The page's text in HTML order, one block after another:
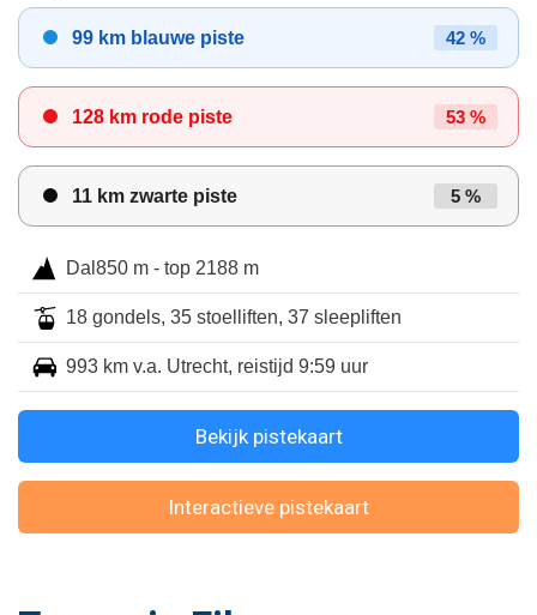
99 km blauwe piste 42 %
128 km rode piste 53 %
11 km zwarte piste 5 %
Dal850 m - top 2188 m
18 gondels, 35 stoelliften, 37 sleepliften
993 km v.a. Utrecht, reistijd 9:59 uur
Bekijk pistekaart
Interactieve pistekaart